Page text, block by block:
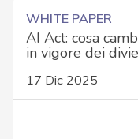
WHITE PAPER
AI Act: cosa
in vigore dei
17 Dic 2025